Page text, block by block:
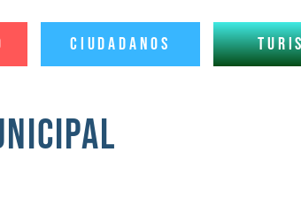
Ciudadanos